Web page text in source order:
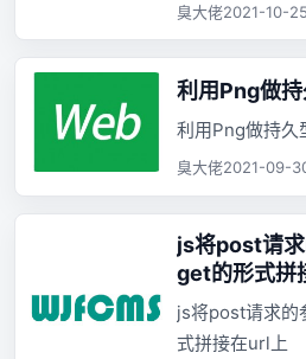
臭大佬2021-10-
利用Png做
利用Png做持久
臭大佬2021-09-
js将post请
get的形式拼
js将post请求的
式拼接在url上